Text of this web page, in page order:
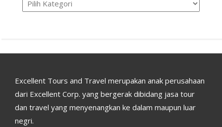
Excellent Tours and Travel merupakan anak perusahaan
dari Excellent Corp. yang bergerak dibidang jasa tour
dan travel yang menyenangkan ke dalam maupun luar
negri.